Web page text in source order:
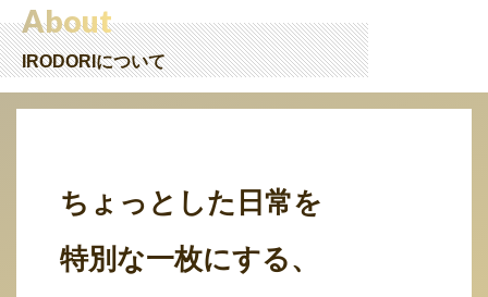
About
IRODORIについて
ちょっとした日常を
特別な一枚にする、